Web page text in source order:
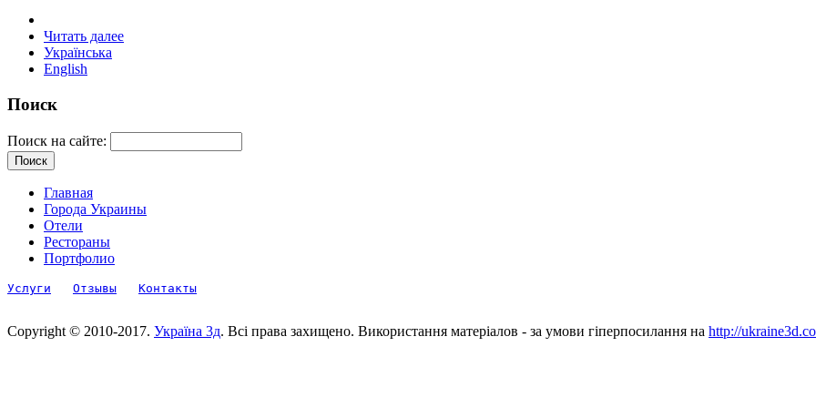
Читать далее
Українська
English
Поиск
Поиск на сайте:
Главная
Города Украины
Отели
Рестораны
Портфолио
Услуги Отзывы Контакты
Copyright © 2010-2017. Україна 3д. Всі права захищено. Використання матеріалов - за умови гіперпосилання на http://